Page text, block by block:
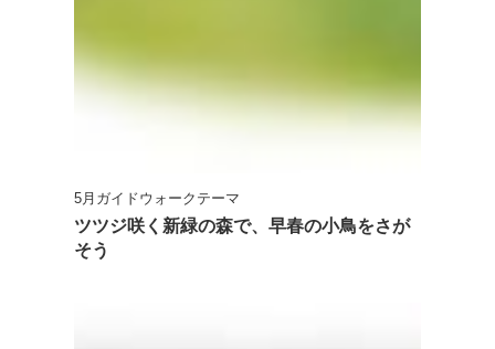
5月ガイドウォークテーマ
ツツジ咲く新緑の森で、早春の小鳥をさが
そう